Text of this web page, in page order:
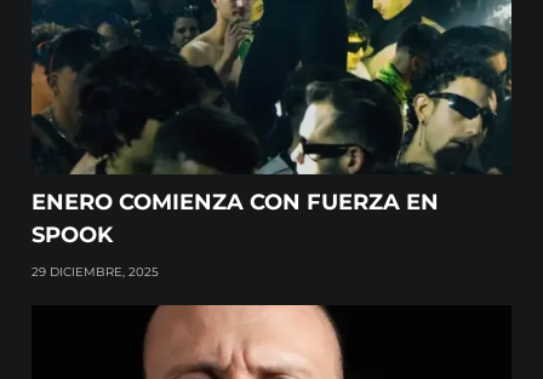
ENERO COMIENZA CON FUERZA EN
SPOOK
29 DICIEMBRE, 2025